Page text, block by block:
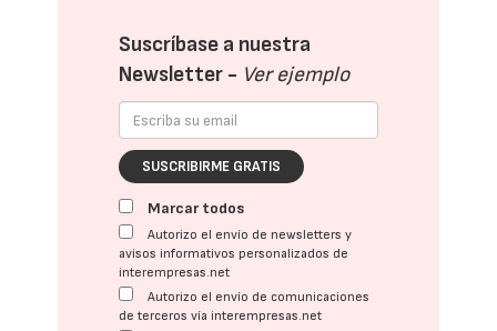
Suscríbase a nuestra
Newsletter - Ver ejemplo
SUSCRIBIRME GRATIS
Marcar todos
Autorizo el envío de newsletters y
avisos informativos personalizados de
interempresas.net
Autorizo el envío de comunicaciones
de terceros vía interempresas.net